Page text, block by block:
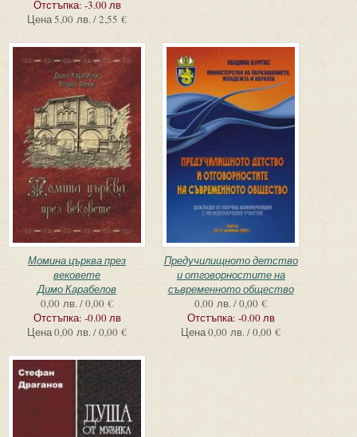
Отстъпка: -3.00 лв
Цена5,00 лв. / 2,55 €
Момина църква през
вековете
Димо Карабелов
0,00 лв. / 0,00 €
Отстъпка: -0.00 лв
Цена0,00 лв. / 0,00 €
Предучилищното детство
и отговорностите на
съвременното общество
0,00 лв. / 0,00 €
Отстъпка: -0.00 лв
Цена0,00 лв. / 0,00 €